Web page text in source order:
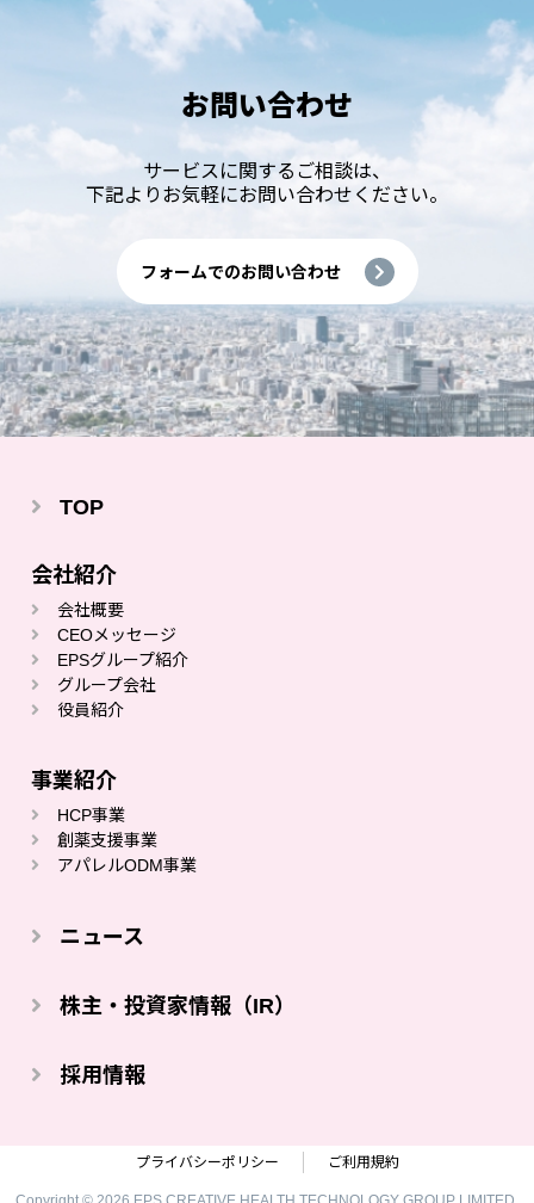
お問い合わせ
サービスに関するご相談は、
下記よりお気軽にお問い合わせください。
フォームでのお問い合わせ
TOP
会社紹介
会社概要
CEOメッセージ
EPSグループ紹介
グループ会社
役員紹介
事業紹介
HCP事業
創薬⽀援事業
アパレルODM事業
ニュース
株主・投資家情報（IR）
採⽤情報
プライバシーポリシー ご利⽤規約